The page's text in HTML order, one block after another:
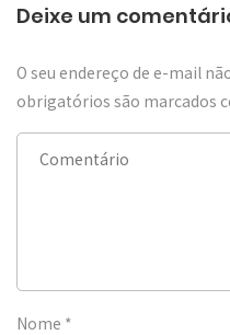
Deixe um
O seu endereço de e-mail
obrigatórios são marcados
Nome *